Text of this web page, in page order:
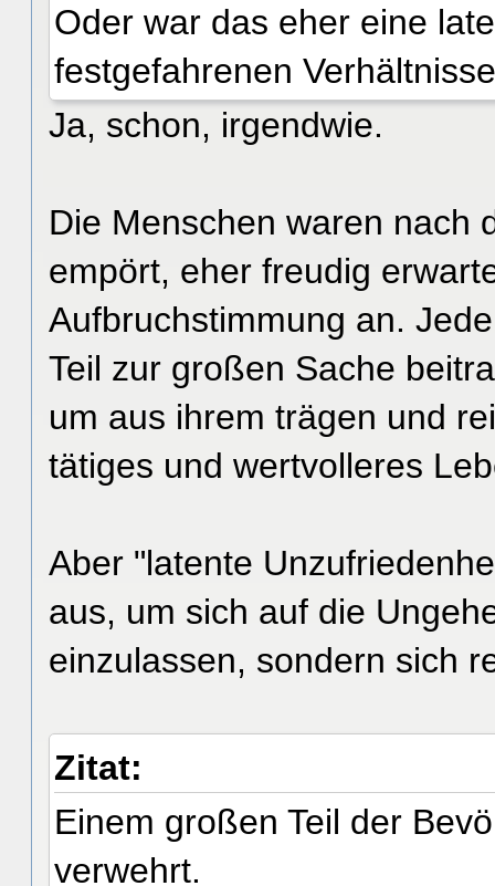
Oder war das eher eine
festgefahrenen
Ja, schon, irgendwie.
Die Menschen waren nach
empört, eher freudig
Aufbruchstimmung an.
Teil zur großen Sache
um aus ihrem trägen und
tätiges und wertvolleres
Aber "latente
aus, um sich auf die
einzulassen, sondern sich
Zitat:
Einem großen Teil der
verwehrt.